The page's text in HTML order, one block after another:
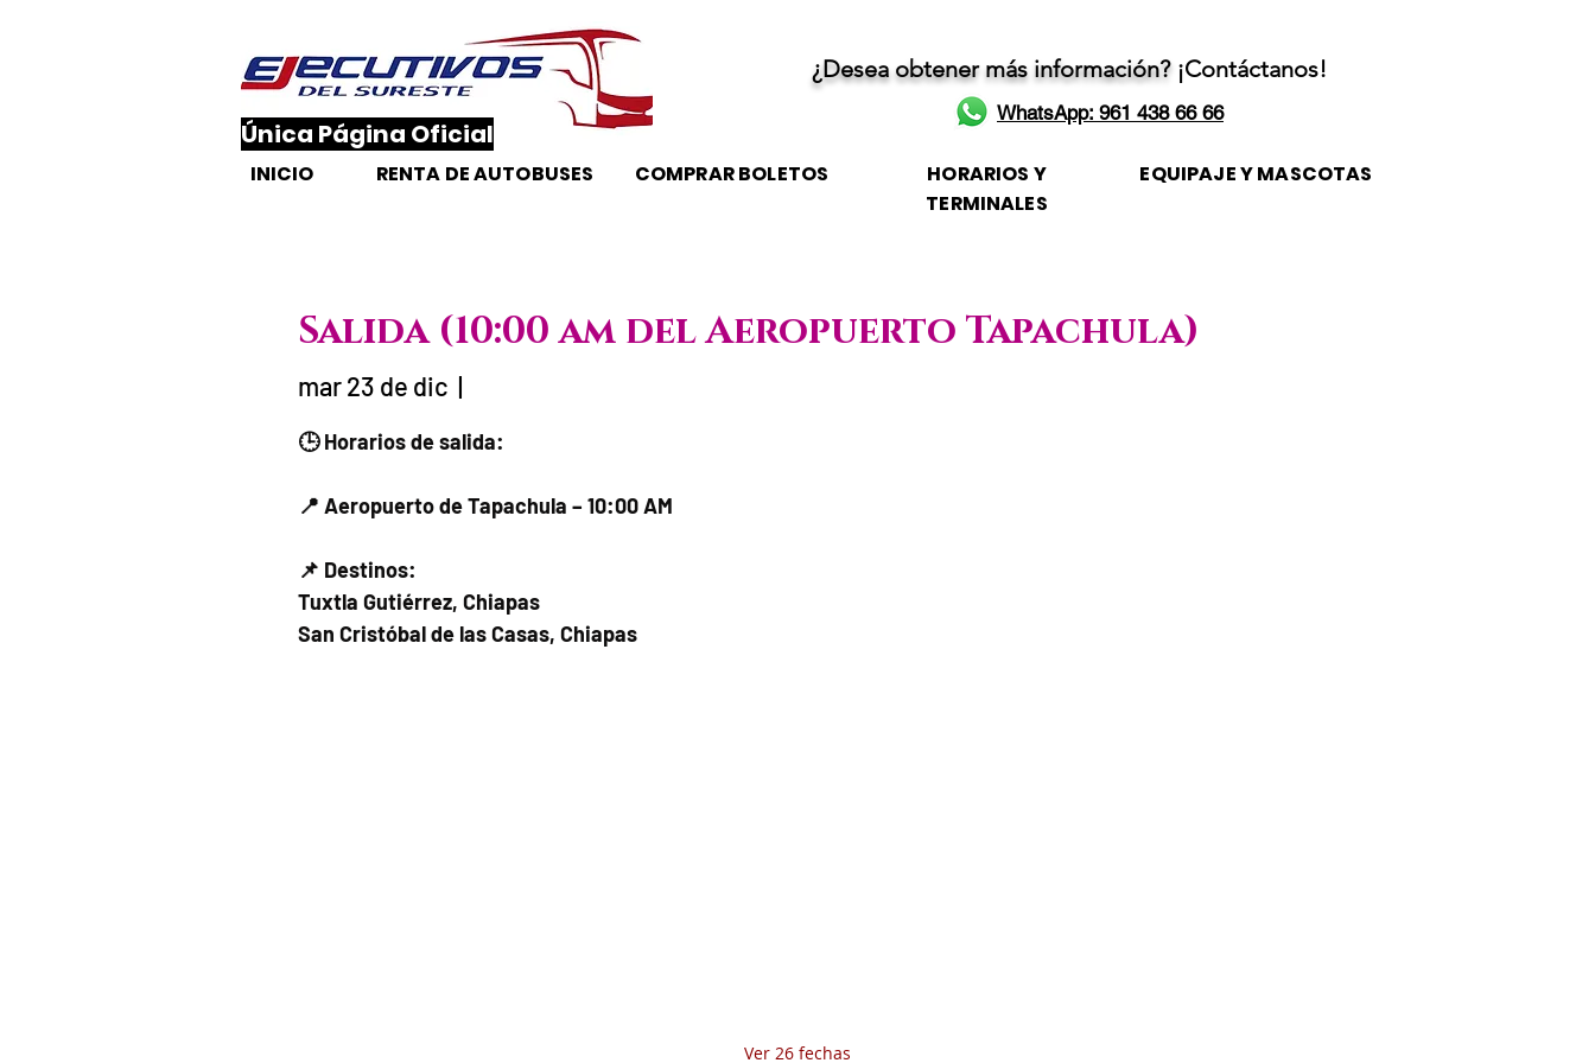
​Única Página Oficial
¿Desea obtener más información? ¡Contáctanos!
WhatsApp: 961 438 66 66
INICIO RENTA DE AUTOBUSES COMPRAR BOLETOS
HORARIOS Y
TERMINALES
EQUIPAJE Y MASCOTAS
Salida (10:00 am del Aeropuerto Tapachula)
mar 23 de dic
  |
🕒 Horarios de salida:
📍 Aeropuerto de Tapachula – 10:00 AM
📌 Destinos:
Tuxtla Gutiérrez, Chiapas
San Cristóbal de las Casas, Chiapas
Ver 26 fechas